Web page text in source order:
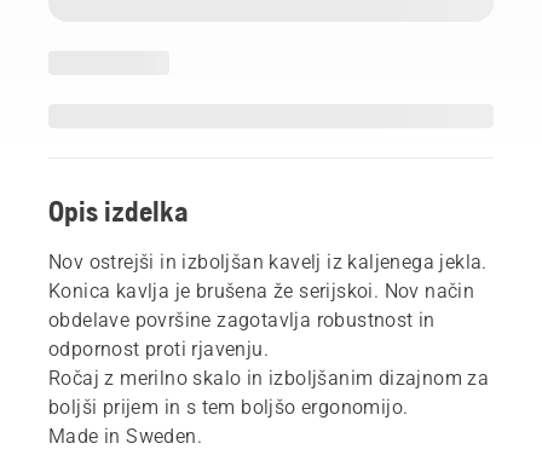
Opis izdelka
Nov ostrejši in izboljšan kavelj iz kaljenega jekla.
Konica kavlja je brušena že serijskoi. Nov način
obdelave površine zagotavlja robustnost in
odpornost proti rjavenju.
Ročaj z merilno skalo in izboljšanim dizajnom za
boljši prijem in s tem boljšo ergonomijo.
Made in Sweden.